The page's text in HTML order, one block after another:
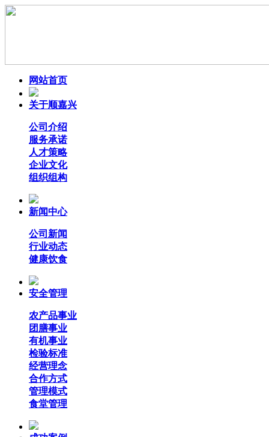
网站首页
关于顺嘉兴
公司介绍
服务承诺
人才策略
企业文化
组织组构
新闻中心
公司新闻
行业动态
健康饮食
安全管理
农产品事业
团膳事业
有机事业
检验标准
经营理念
合作方式
管理模式
食堂管理